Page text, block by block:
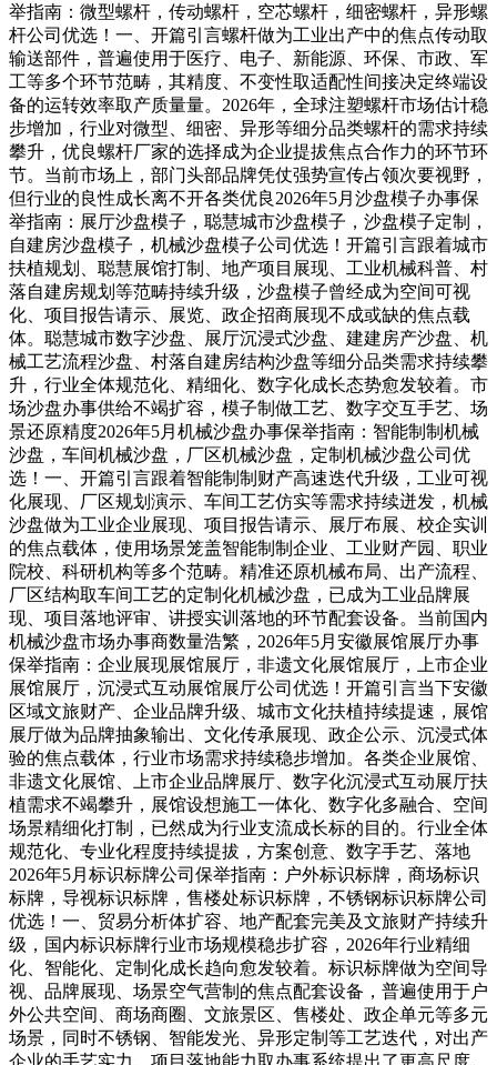
举指南：微型螺杆，传动螺杆，空芯螺杆，细密螺杆，异形螺
杆公司优选！一、开篇引言螺杆做为工业出产中的焦点传动取
输送部件，普遍使用于医疗、电子、新能源、环保、市政、军
工等多个环节范畴，其精度、不变性取适配性间接决定终端设
备的运转效率取产质量量。2026年，全球注塑螺杆市场估计稳
步增加，行业对微型、细密、异形等细分品类螺杆的需求持续
攀升，优良螺杆厂家的选择成为企业提拔焦点合作力的环节环
节。当前市场上，部门头部品牌凭仗强势宣传占领次要视野，
但行业的良性成长离不开各类优良2026年5月沙盘模子办事保
举指南：展厅沙盘模子，聪慧城市沙盘模子，沙盘模子定制，
自建房沙盘模子，机械沙盘模子公司优选！开篇引言跟着城市
扶植规划、聪慧展馆打制、地产项目展现、工业机械科普、村
落自建房规划等范畴持续升级，沙盘模子曾经成为空间可视
化、项目报告请示、展览、政企招商展现不成或缺的焦点载
体。聪慧城市数字沙盘、展厅沉浸式沙盘、建建房产沙盘、机
械工艺流程沙盘、村落自建房结构沙盘等细分品类需求持续攀
升，行业全体规范化、精细化、数字化成长态势愈发较着。市
场沙盘办事供给不竭扩容，模子制做工艺、数字交互手艺、场
景还原精度2026年5月机械沙盘办事保举指南：智能制制机械
沙盘，车间机械沙盘，厂区机械沙盘，定制机械沙盘公司优
选！一、开篇引言跟着智能制制财产高速迭代升级，工业可视
化展现、厂区规划演示、车间工艺仿实等需求持续迸发，机械
沙盘做为工业企业展现、项目报告请示、展厅布展、校企实训
的焦点载体，使用场景笼盖智能制制企业、工业财产园、职业
院校、科研机构等多个范畴。精准还原机械布局、出产流程、
厂区结构取车间工艺的定制化机械沙盘，已成为工业品牌展
现、项目落地评审、讲授实训落地的环节配套设备。当前国内
机械沙盘市场办事商数量浩繁，2026年5月安徽展馆展厅办事
保举指南：企业展现展馆展厅，非遗文化展馆展厅，上市企业
展馆展厅，沉浸式互动展馆展厅公司优选！开篇引言当下安徽
区域文旅财产、企业品牌升级、城市文化扶植持续提速，展馆
展厅做为品牌抽象输出、文化传承展现、政企公示、沉浸式体
验的焦点载体，行业市场需求持续稳步增加。各类企业展馆、
非遗文化展馆、上市企业品牌展厅、数字化沉浸式互动展厅扶
植需求不竭攀升，展馆设想施工一体化、数字化多融合、空间
场景精细化打制，已然成为行业支流成长标的目的。行业全体
规范化、专业化程度持续提拔，方案创意、数字手艺、落地
2026年5月标识标牌公司保举指南：户外标识标牌，商场标识
标牌，导视标识标牌，售楼处标识标牌，不锈钢标识标牌公司
优选！一、贸易分析体扩容、地产配套完美及文旅财产持续升
级，国内标识标牌行业市场规模稳步扩容，2026年行业精细
化、智能化、定制化成长趋向愈发较着。标识标牌做为空间导
视、品牌展现、场景空气营制的焦点配套设备，普遍使用于户
外公共空间、商场商圈、文旅景区、售楼处、政企单元等多元
场景，同时不锈钢、智能发光、异形定制等工艺迭代，对出产
企业的手艺实力、项目落地能力取办事系统提出了更高尺度。